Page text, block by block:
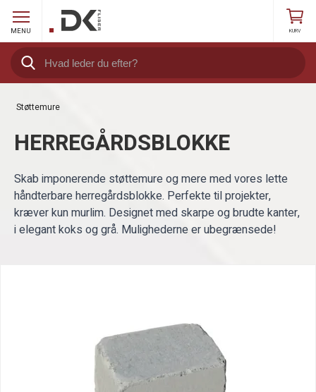
MENU KURV
Støttemure
HERREGÅRDSBLOKKE
Skab imponerende støttemure og mere med vores lette
håndterbare herregårdsblokke. Perfekte til projekter,
kræver kun murlim. Designet med skarpe og brudte kanter,
i elegant koks og grå. Mulighederne er ubegrænsede!